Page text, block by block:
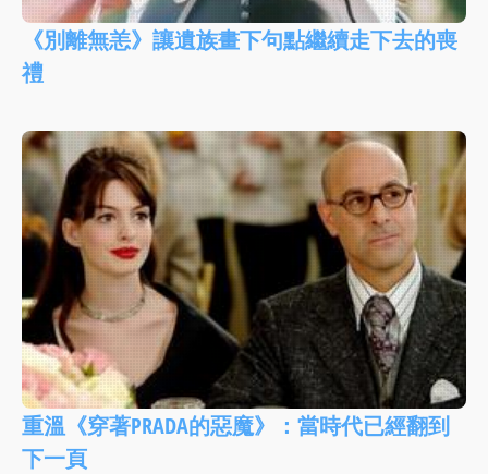
《別離無恙》讓遺族畫下句點繼續走下去的喪
禮
重溫《穿著PRADA的惡魔》：當時代已經翻到
下一頁